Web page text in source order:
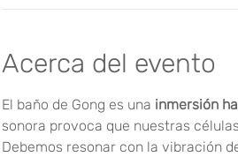
Acerca del evento
El baño de Gong es una inmersión
sonora provoca que nuestras
Debemos resonar con la vibración